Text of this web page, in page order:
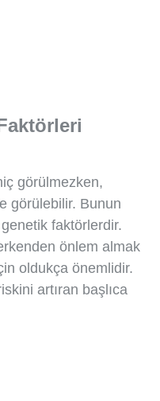
görülmezken,
görülebilir. Bunun
faktörlerdir.
önlem almak
oldukça önemlidir.
artıran başlıca